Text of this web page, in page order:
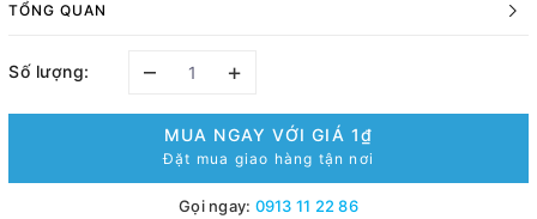
TỔNG QUAN
Số lượng: – +
MUA NGAY VỚI GIÁ 1₫
Đặt mua giao hàng tận nơi
Gọi ngay: 0913 11 22 86